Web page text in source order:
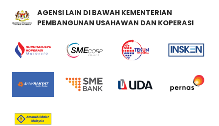
AGENSI LAIN DI BAWAH KEMENTERIAN
PEMBANGUNAN USAHAWAN DAN KOPERASI